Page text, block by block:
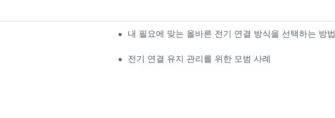
영향 내 필요에 맞는 올바른 전기 연결 방식을 선택하는 방법
전기 연결 유지 관리를 위한 모범 사례